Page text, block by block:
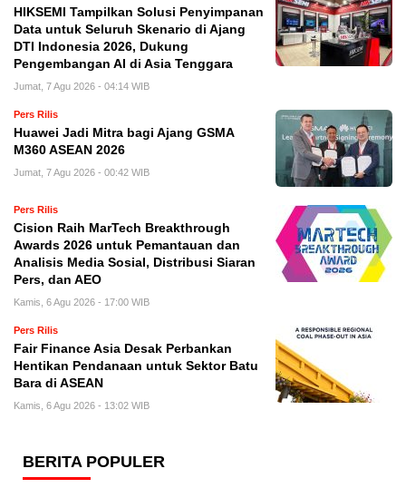
HIKSEMI Tampilkan Solusi Penyimpanan
Data untuk Seluruh Skenario di Ajang
DTI Indonesia 2026, Dukung
Pengembangan AI di Asia Tenggara
Jumat, 7 Agu 2026 - 04:14 WIB
Pers Rilis
Huawei Jadi Mitra bagi Ajang GSMA
M360 ASEAN 2026
Jumat, 7 Agu 2026 - 00:42 WIB
Pers Rilis
Cision Raih MarTech Breakthrough
Awards 2026 untuk Pemantauan dan
Analisis Media Sosial, Distribusi Siaran
Pers, dan AEO
Kamis, 6 Agu 2026 - 17:00 WIB
Pers Rilis
Fair Finance Asia Desak Perbankan
Hentikan Pendanaan untuk Sektor Batu
Bara di ASEAN
Kamis, 6 Agu 2026 - 13:02 WIB
BERITA POPULER